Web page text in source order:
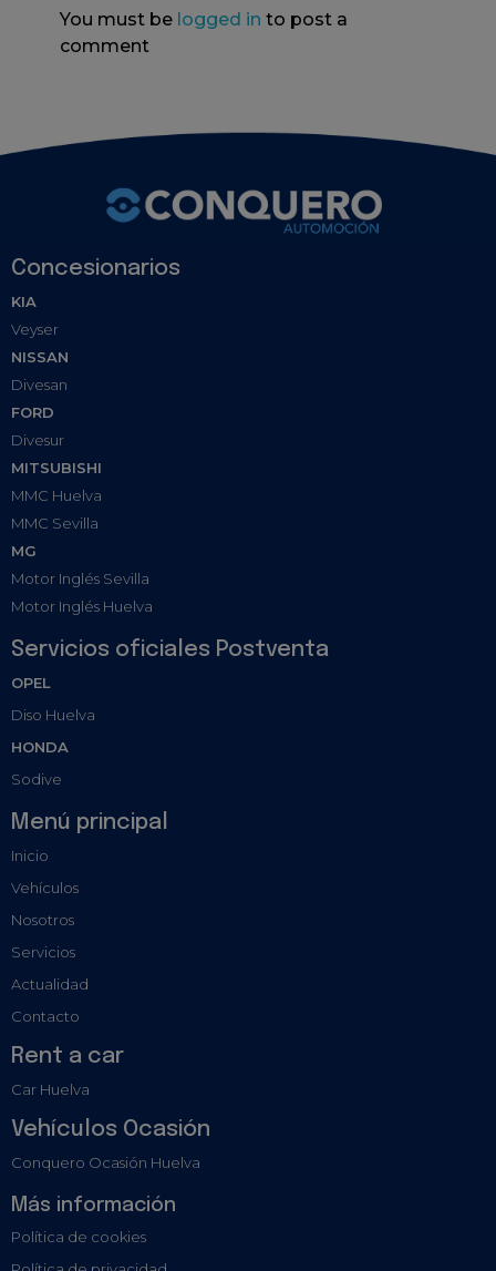
You must be logged in to post a
comment
Concesionarios
KIA
Veyser
NISSAN
Divesan
FORD
Divesur
MITSUBISHI
MMC Huelva
MMC Sevilla
MG
Motor Inglés Sevilla
Motor Inglés Huelva
Servicios oficiales Postventa
OPEL
Diso Huelva
HONDA
Sodive
Menú principal
Inicio
Vehículos
Nosotros
Servicios
Actualidad
Contacto
Rent a car
Car Huelva
Vehículos Ocasión
Conquero Ocasión Huelva
Más información
Política de cookies